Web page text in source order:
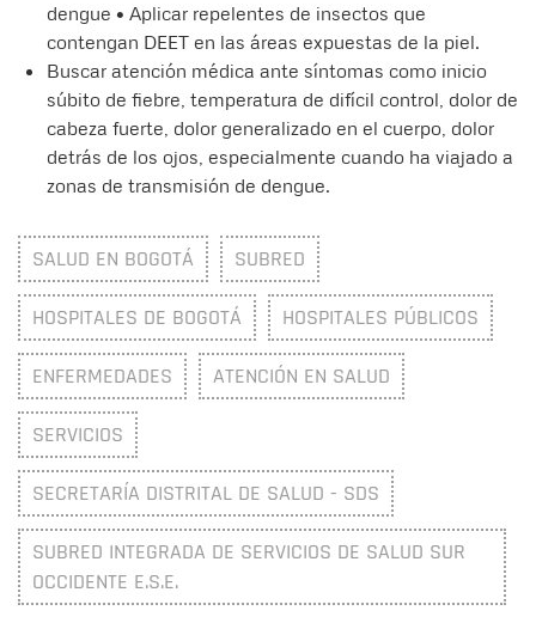
dengue • Aplicar repelentes de insectos que
contengan DEET en las áreas expuestas de la piel.
Buscar atención médica ante síntomas como inicio
súbito de fiebre, temperatura de difícil control, dolor de
cabeza fuerte, dolor generalizado en el cuerpo, dolor
detrás de los ojos, especialmente cuando ha viajado a
zonas de transmisión de dengue.
SALUD EN BOGOTÁ SUBRED
HOSPITALES DE BOGOTÁ HOSPITALES PÚBLICOS
ENFERMEDADES ATENCIÓN EN SALUD
SERVICIOS
SECRETARÍA DISTRITAL DE SALUD - SDS
SUBRED INTEGRADA DE SERVICIOS DE SALUD SUR
OCCIDENTE E.S.E.